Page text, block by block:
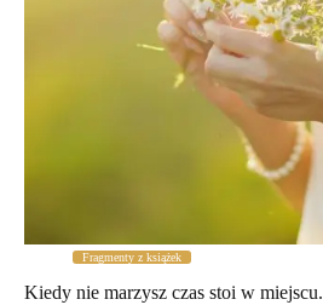
Fragmenty z książek
Kiedy nie marzysz czas stoi w miejscu.